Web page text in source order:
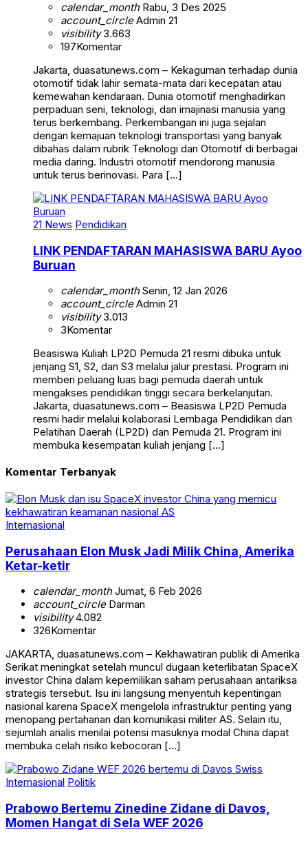
calendar_monthRabu, 3 Des 2025
account_circleAdmin 21
visibility3.663
197Komentar
Jakarta, duasatunews.com – Kekaguman terhadap dunia
otomotif tidak lahir semata-mata dari kecepatan atau
kemewahan kendaraan. Dunia otomotif menghadirkan
perpaduan seni, teknologi, dan imajinasi manusia yang
terus berkembang. Perkembangan ini juga sejalan
dengan kemajuan teknologi transportasi yang banyak
dibahas dalam rubrik Teknologi dan Otomotif di berbagai
media daring. Industri otomotif mendorong manusia
untuk terus berinovasi. Para […]
21 News Pendidikan
LINK PENDAFTARAN MAHASISWA BARU Ayoo
Buruan
calendar_monthSenin, 12 Jan 2026
account_circleAdmin 21
visibility3.013
3Komentar
Beasiswa Kuliah LP2D Pemuda 21 resmi dibuka untuk
jenjang S1, S2, dan S3 melalui jalur prestasi. Program ini
memberi peluang luas bagi pemuda daerah untuk
mengakses pendidikan tinggi secara berkelanjutan.
Jakarta, duasatunews.com – Beasiswa LP2D Pemuda
resmi hadir melalui kolaborasi Lembaga Pendidikan dan
Pelatihan Daerah (LP2D) dan Pemuda 21. Program ini
membuka kesempatan kuliah jenjang […]
Komentar Terbanyak
Internasional
Perusahaan Elon Musk Jadi Milik China, Amerika
Ketar-ketir
calendar_monthJumat, 6 Feb 2026
account_circleDarman
visibility4.082
326Komentar
JAKARTA, duasatunews.com – Kekhawatiran publik di Amerika
Serikat meningkat setelah muncul dugaan keterlibatan SpaceX
investor China dalam kepemilikan saham perusahaan antariksa
strategis tersebut. Isu ini langsung menyentuh kepentingan
nasional karena SpaceX mengelola infrastruktur penting yang
menopang pertahanan dan komunikasi militer AS. Selain itu,
sejumlah analis menilai potensi masuknya modal China dapat
membuka celah risiko kebocoran […]
Internasional Politik
Prabowo Bertemu Zinedine Zidane di Davos,
Momen Hangat di Sela WEF 2026